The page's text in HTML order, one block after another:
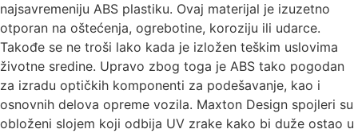
najsavremeniju ABS plastiku. Ovaj materijal je izuzetno
otporan na oštećenja, ogrebotine, koroziju ili udarce.
Takođe se ne troši lako kada je izložen teškim uslovima
životne sredine. Upravo zbog toga je ABS tako pogodan
za izradu optičkih komponenti za podešavanje, kao i
osnovnih delova opreme vozila. Maxton Design spojleri su
obloženi slojem koji odbija UV zrake kako bi duže ostao u